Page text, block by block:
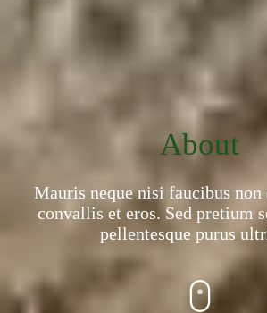
About
Mauris neque nisi faucibus
convallis et eros. Sed pretium
pellentesque purus